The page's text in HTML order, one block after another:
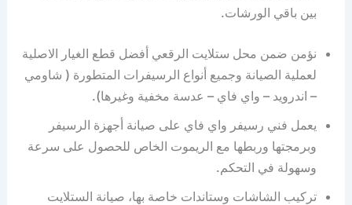
بين باقي الورشات.
نؤمن ضمن محل ستلايت الرقعي أفضل قطع الغيار الاصلية
لعملية الصيانة وجميع أنواع الرسيفرات المتطورة ( شاومي
– اندرويد – واي فاي – عدسة مخفية وغيرها).
يعمل فني رسيفر واي فاي على صيانة أجهزة الرسيفر
وبرمجتها وربطها مع الريموت الخاص للحصول على سرعة
وسهولة في التحكم.
تركيب الشاشات وستاندات خاصة بها، صيانة الستلايت